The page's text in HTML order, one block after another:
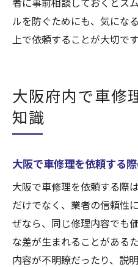
者に事前相談しておくとス
ルを防ぐためにも、気にな
上で依頼することが大切です
大阪府内で車修
知識
大阪で車修理を依頼する
大阪で車修理を依頼する際
だけでなく、業者の信頼性
ぜなら、同じ修理内容でも
な差が生まれることがある
内容が不明瞭だったり、説